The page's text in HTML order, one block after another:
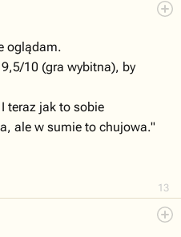
13
oglądam.
10 (gra wybitna), by
teraz jak to sobie
ale w sumie to chujowa."